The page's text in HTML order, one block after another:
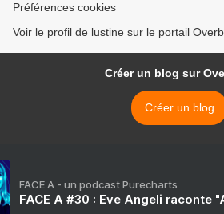
Préférences cookies
Voir le profil de lustine sur le portail
Créer un blog sur
Créer un blog
FACE A - un podcast Purecharts
FACE A #30 : Eve Angeli raconte